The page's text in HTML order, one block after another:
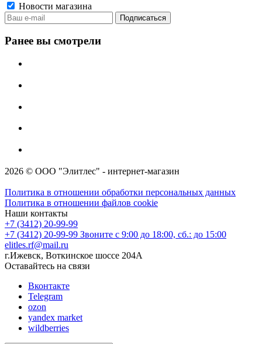
Новости магазина
Ранее вы смотрели
2026 © ООО "Элитлес" - интернет-магазин
Политика в отношении обработки персональных данных
Политика в отношении файлов cookie
Наши контакты
+7 (3412) 20-99-99
+7 (3412) 20-99-99 Звоните с 9:00 до 18:00, сб.: до 15:00
elitles.rf@mail.ru
г.Ижевск, Воткинское шоссе 204А
Оставайтесь на связи
Вконтакте
Telegram
ozon
yandex market
wildberries